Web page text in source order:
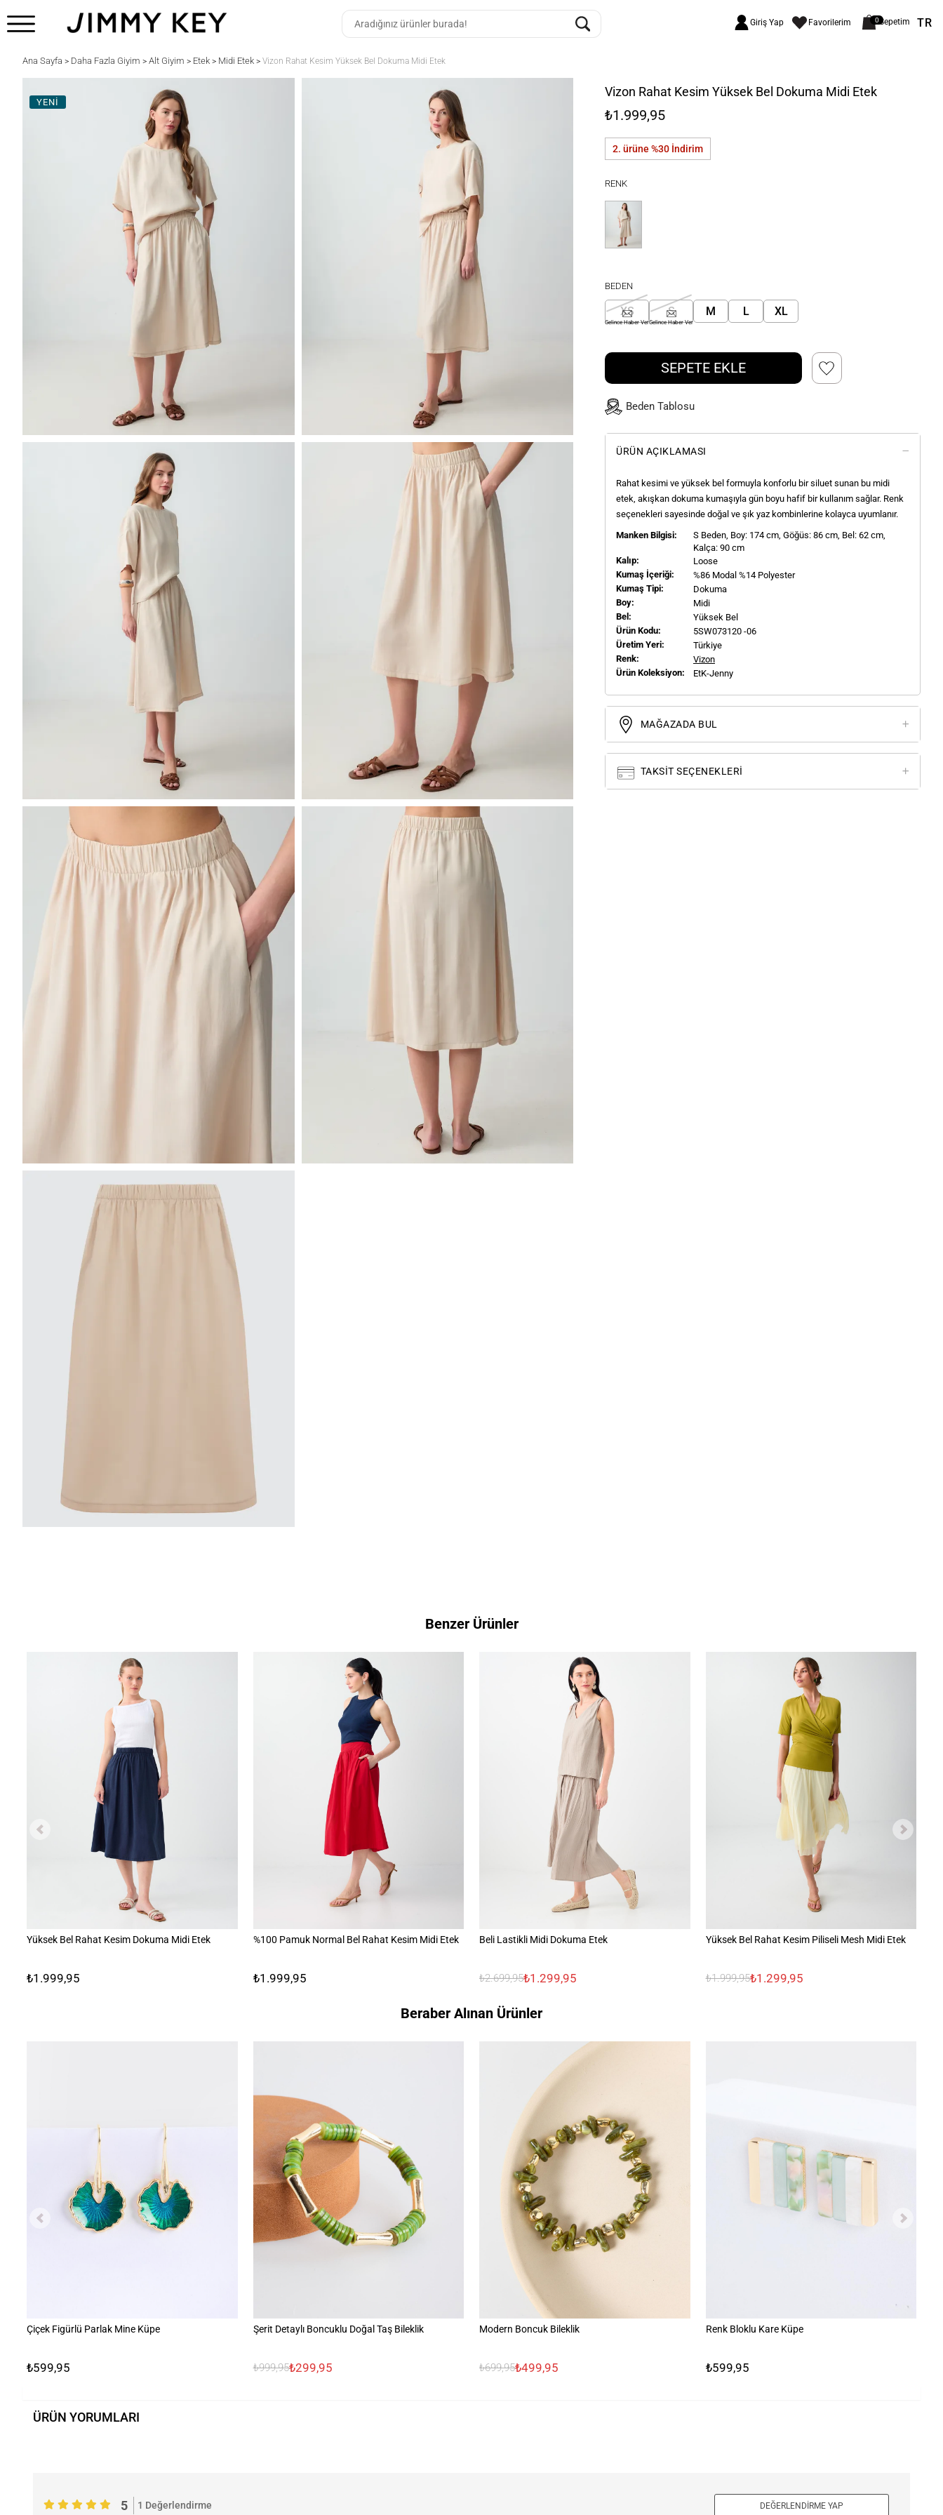
Giriş Yap Favorilerim 0Sepetim TR
Ana Sayfa > Daha Fazla Giyim > Alt Giyim > Etek > Midi Etek > Vizon Rahat Kesim Yüksek Bel Dokuma Midi Etek
YENİ
Vizon Rahat Kesim Yüksek Bel Dokuma Midi Etek
₺1.999,95
2. ürüne %30 İndirim
RENK
BEDEN
XS
Gelince Haber Ver
S
Gelince Haber Ver
M L XL
SEPETE EKLE
Beden Tablosu
ÜRÜN AÇIKLAMASI
Rahat kesimi ve yüksek bel formuyla konforlu bir siluet sunan bu midi
etek, akışkan dokuma kumaşıyla gün boyu hafif bir kullanım sağlar. Renk
seçenekleri sayesinde doğal ve şık yaz kombinlerine kolayca uyumlanır.
Manken Bilgisi:
S Beden, Boy: 174 cm, Göğüs: 86 cm, Bel: 62 cm,
Kalça: 90 cm
Kalıp:
Loose
Kumaş İçeriği:
%86 Modal %14 Polyester
Kumaş Tipi:
Dokuma
Boy:
Midi
Bel:
Yüksek Bel
Ürün Kodu:
5SW073120 -06
Üretim Yeri:
Türkiye
Renk:
Vizon
Ürün Koleksiyon:
EtK-Jenny
MAĞAZADA BUL
TAKSIT SEÇENEKLERI
Benzer Ürünler
Yüksek Bel Rahat Kesim Dokuma Midi Etek
₺1.999,95
%100 Pamuk Normal Bel Rahat Kesim Midi Etek
₺1.999,95
Beli Lastikli Midi Dokuma Etek
₺2.699,95₺1.299,95
Yüksek Bel Rahat Kesim Piliseli Mesh Midi Etek
₺1.999,95₺1.299,95
Beraber Alınan Ürünler
Çiçek Figürlü Parlak Mine Küpe
₺599,95
Şerit Detaylı Boncuklu Doğal Taş Bileklik
₺999,95₺299,95
Modern Boncuk Bileklik
₺699,95₺499,95
Renk Bloklu Kare Küpe
₺599,95
ÜRÜN YORUMLARI
5 1 Değerlendirme DEĞERLENDIRME YAP